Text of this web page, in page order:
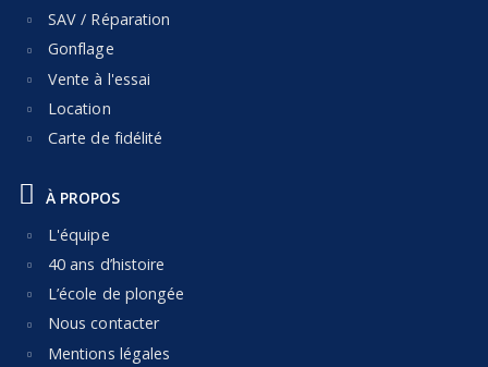
SAV / Réparation
Gonflage
Vente à l'essai
Location
Carte de fidélité
À PROPOS
L'équipe
40 ans d’histoire
L’école de plongée
Nous contacter
Mentions légales